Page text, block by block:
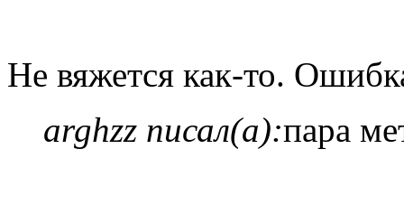
Не вяжется как-то.
arghzz писал(а):пара